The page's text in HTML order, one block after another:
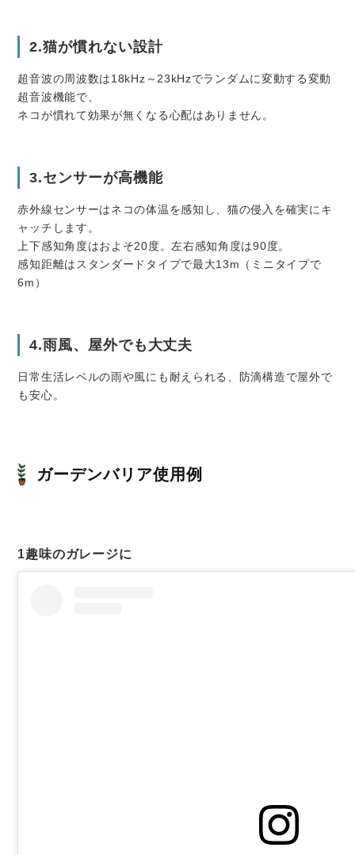
2.猫が慣れない設計
超音波の周波数は18kHz～23kHzでランダムに変動する変動
超音波機能で、
ネコが慣れて効果が無くなる心配はありません。
3.センサーが高機能
赤外線センサーはネコの体温を感知し、猫の侵入を確実にキ
ャッチします。
上下感知角度はおよそ20度。左右感知角度は90度。
感知距離はスタンダードタイプで最大13m（ミニタイプで
6m）
4.雨風、屋外でも大丈夫
日常生活レベルの雨や風にも耐えられる、防滴構造で屋外で
も安心。
ガーデンバリア使用例
1趣味のガレージに